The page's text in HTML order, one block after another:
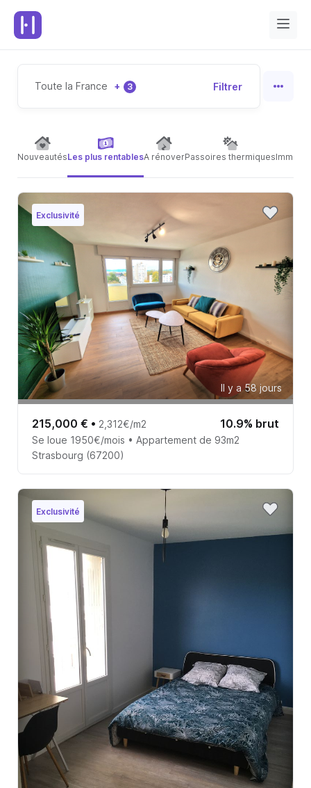
Toute la France + 3 Filtrer
NouveautésLes plus rentablesA rénoverPassoires thermiques
Exclusivité
Il y a 58 jours
215,000 € • 2,312€/m2 10.9% brut
Se loue 1950€/mois • Appartement de 93m2
Strasbourg (67200)
Exclusivité